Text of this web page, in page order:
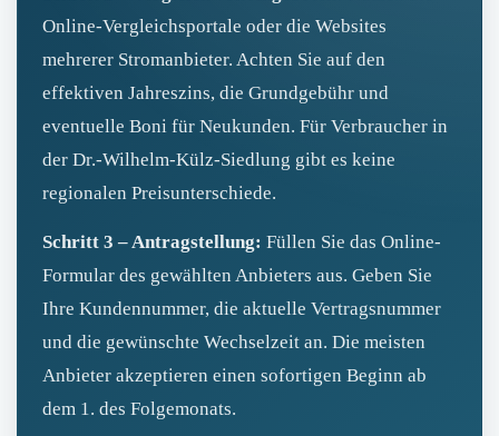
Online-Vergleichsportale oder die Websites
mehrerer Stromanbieter. Achten Sie auf den
effektiven Jahreszins, die Grundgebühr und
eventuelle Boni für Neukunden. Für Verbraucher in
der Dr.-Wilhelm-Külz-Siedlung gibt es keine
regionalen Preisunterschiede.
Schritt 3 – Antragstellung: Füllen Sie das Online-
Formular des gewählten Anbieters aus. Geben Sie
Ihre Kundennummer, die aktuelle Vertragsnummer
und die gewünschte Wechselzeit an. Die meisten
Anbieter akzeptieren einen sofortigen Beginn ab
dem 1. des Folgemonats.